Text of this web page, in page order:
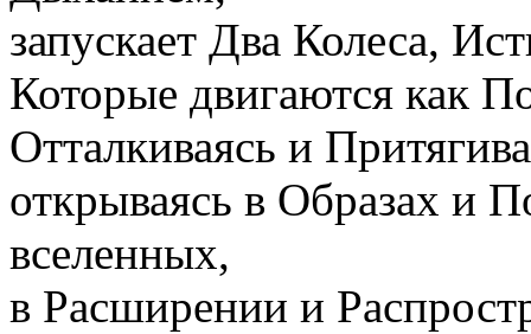
запускает Два Колеса,
Которые двигаются как
Отталкиваясь и
открываясь в Образах и
вселенных,
в Расширении и